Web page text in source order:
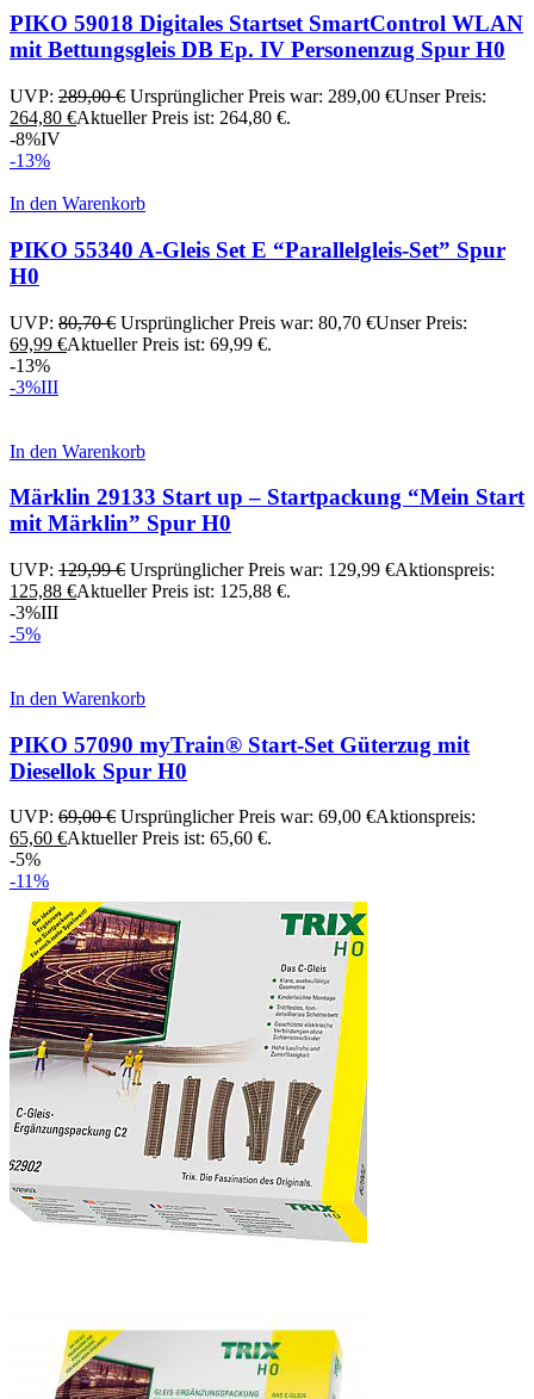
PIKO 59018 Digitales Startset SmartControl WLAN
mit Bettungsgleis DB Ep. IV Personenzug Spur H0
UVP: 289,00€ Ursprünglicher Preis war: 289,00 €Unser Preis:
264,80 €Aktueller Preis ist: 264,80 €.
-8%IV
-13%
In den Warenkorb
PIKO 55340 A-Gleis Set E “Parallelgleis-Set” Spur
H0
UVP: 80,70€ Ursprünglicher Preis war: 80,70 €Unser Preis:
69,99 €Aktueller Preis ist: 69,99 €.
-13%
-3%III
In den Warenkorb
Märklin 29133 Start up – Startpackung “Mein Start
mit Märklin” Spur H0
UVP: 129,99€ Ursprünglicher Preis war: 129,99 €Aktionspreis:
125,88 €Aktueller Preis ist: 125,88 €.
-3%III
-5%
In den Warenkorb
PIKO 57090 myTrain® Start-Set Güterzug mit
Diesellok Spur H0
UVP: 69,00€ Ursprünglicher Preis war: 69,00 €Aktionspreis:
65,60 €Aktueller Preis ist: 65,60 €.
-5%
-11%